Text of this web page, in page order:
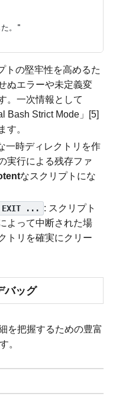
。"
トの堅牢性を高めるた
ぬエラーや未定義変
。一次情報として
Bash Strict Mode」[5]
す。
一時ディレクトリを作
実行による残存ファ
なスクリプトにな
EXIT ...
: スクリプト
よって中断された場
トリを確実にクリー
バッグ
を把握するための豊富
。